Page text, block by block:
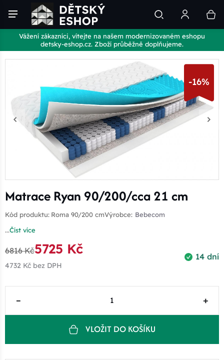
Vážení zákazníci, vítejte na našem modernizovaném eshopu
detsky-eshop.cz. Zboží průběžně doplňujeme.
-16%
Matrace Ryan 90/200/cca 21 cm
Kód produktu: Roma 90/200 cmVýrobce: Bebecom
...Číst více
14 dní
6816 Kč5725 Kč
4732 Kč bez DPH
– +
VLOŽIT DO KOŠÍKU